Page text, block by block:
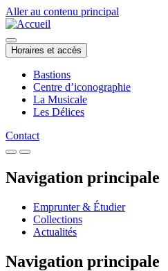
Aller au contenu principal
Horaires et accès
Bastions
Centre d’iconographie
La Musicale
Les Délices
Contact
Navigation principale
Emprunter & Étudier
Collections
Actualités
Navigation principale